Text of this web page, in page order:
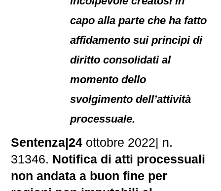
capo alla parte che ha fatto
affidamento sui principi di
diritto consolidati al
momento dello
svolgimento dell’attività
processuale.
Sentenza|24 ottobre 2022| n.
31346. Notifica di atti processuali
non andata a buon fine per